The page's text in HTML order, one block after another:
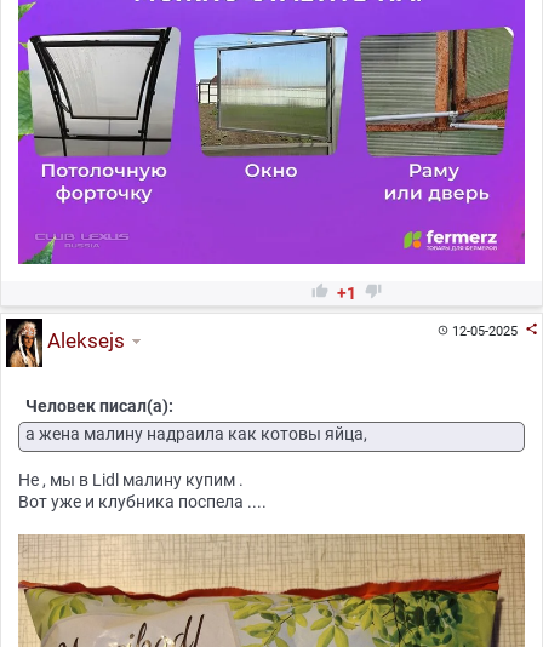
 +1 
12-05-2025 
Aleksejs
Человек писал(а):
а жена малину надраила как котовы яйца,
Не , мы в Lidl малину купим .
Вот уже и клубника поспела ....